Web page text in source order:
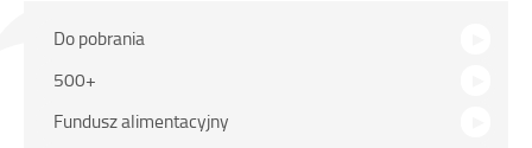
skróty
Do pobrania
500+
Fundusz alimentacyjny